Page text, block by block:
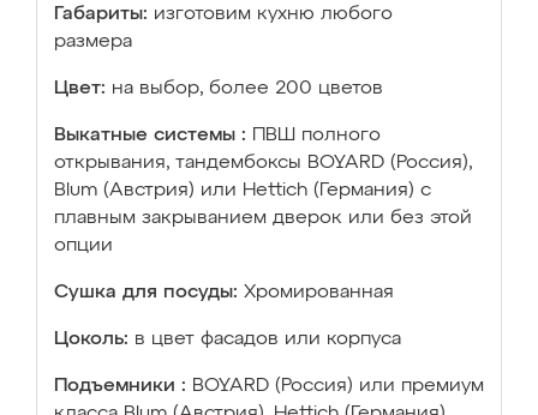
Габариты: изготовим кухню любого
размера
Цвет: на выбор, более 200 цветов
Выкатные системы :
ПВШ полного
открывания, тандембоксы BOYARD (Россия),
Blum (Австрия) или Hettich (Германия) с
плавным закрыванием дверок или без этой
опции
Сушка для посуды: Хромированная
Цоколь: в цвет фасадов или корпуса
Подъемники : BOYARD (Россия) или премиум